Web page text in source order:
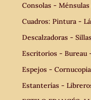
Consolas - Ménsulas
Cuadros: Pintura -
Descalzadoras -
Escritorios - Bureau
Espejos -
Estanterías -